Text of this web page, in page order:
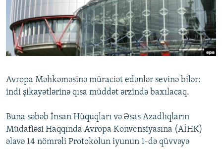
İNFOQRAFIKA
KARIKATURA
AZƏRBAYCAN ƏDƏBIYYATI KITABXANASI
İSLAM VƏ DEMOKRATIYA
İZ - MƏDƏNIYYƏT PROQRAMI
MISSIYAMIZ
PEŞƏ ETIKASI VƏ JURNALISTIKA STANDARTLARIMIZ
MATERIALLARIMIZDAN ISTIFADƏ
BIZIMLƏ ƏLAQƏ
BIZI IZLƏ
Avropa Məhkəməsinə müraciət edənlər sevinə bilər:
indi şikayətlərinə qısa müddət ərzində baxılacaq.
Buna səbəb İnsan Hüquqları və Əsas Azadlıqların
Müdafiəsi Haqqında Avropa Konvensiyasına (AİHK)
əlavə 14 nömrəli Protokolun iyunun 1-də qüvvəyə